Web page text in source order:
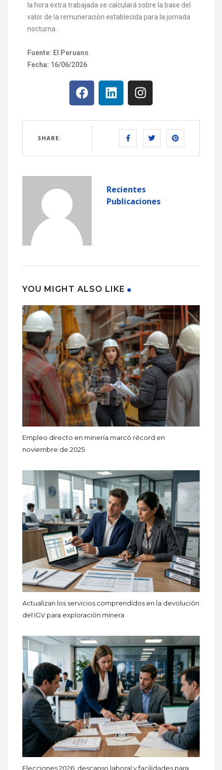
la hora extra trabajada se calculará sobre la base del
valor de la remuneración establecida para la jornada
nocturna.
Fuente: El Peruano
Fecha: 16/06/2026
SHARE:
Recientes
Publicaciones
YOU MIGHT ALSO LIKE
Empleo directo en minería marcó récord en
noviembre de 2025
Actualizan los servicios comprendidos en la devolución
del IGV para exploración minera
Elecciones 2026: descanso laboral y facilidades para